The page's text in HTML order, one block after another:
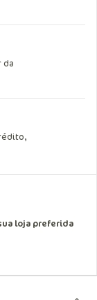
loja preferida